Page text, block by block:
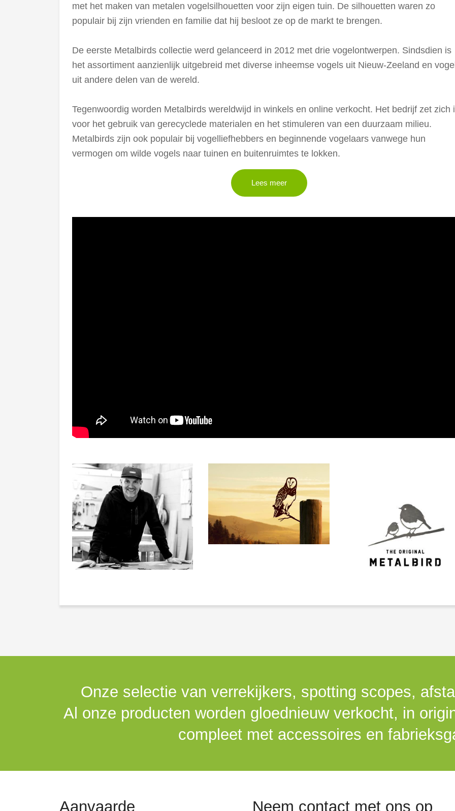
met het maken van metalen vogelsilhouetten voor zijn eigen tuin. De silhouetten waren zo
populair bij zijn vrienden en familie dat hij besloot ze op de markt te brengen.
De eerste Metalbirds collectie werd gelanceerd in 2012 met drie vogelontwerpen. Sindsdien is
het assortiment aanzienlijk uitgebreid met diverse inheemse vogels uit Nieuw-Zeeland en
uit andere delen van de wereld.
Tegenwoordig worden Metalbirds wereldwijd in winkels en online verkocht. Het bedrijf zet zich
voor het gebruik van gerecyclede materialen en het stimuleren van een duurzaam milieu.
Metalbirds zijn ook populair bij vogelliefhebbers en beginnende vogelaars vanwege hun
vermogen om wilde vogels naar tuinen en buitenruimtes te lokken.
Lees meer
Onze selectie van verrekijkers, spotting scopes,
Al onze producten worden gloednieuw verkocht, in
compleet met accessoires en
Aanvaarde Neem contact met ons op